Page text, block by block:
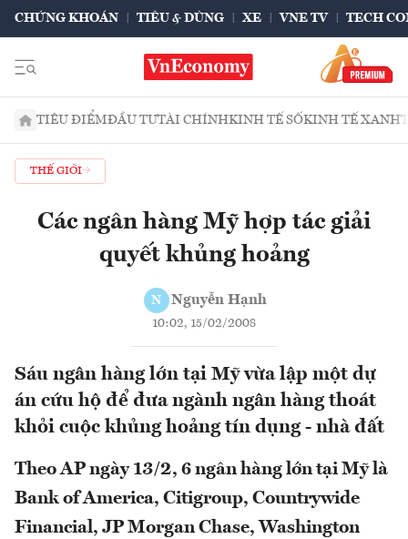
CHỨNG KHOÁN TIÊU & DÙNG XE VNE TV TECH
TIÊU ĐIỂMĐẦU TƯTÀI CHÍNHKINH TẾ SỐKINH TẾ XANH
THẾ GIỚI
Các ngân hàng Mỹ hợp tác giải
quyết khủng hoảng
N Nguyễn Hạnh
10:02, 15/02/2008
Sáu ngân hàng lớn tại Mỹ vừa lập một dự
án cứu hộ để đưa ngành ngân hàng thoát
khỏi cuộc khủng hoảng tín dụng - nhà đất
Theo AP ngày 13/2, 6 ngân hàng lớn tại Mỹ là
Bank of America, Citigroup, Countrywide
Financial, JP Morgan Chase, Washington